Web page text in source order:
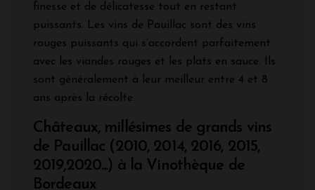
finesse et de délicatesse tout en restant
puissants. Les vins de Pauillac sont des vins
rouges puissants qui s’accordent parfaitement
avec les viandes rouges et les plats en sauce. Ils
sont généralement à leur meilleur entre 4 et 8
ans après la récolte.
Châteaux, millésimes de grands vins
de Pauillac (2010, 2014, 2016, 2015,
2019,2020...) à la Vinothèque de
Bordeaux